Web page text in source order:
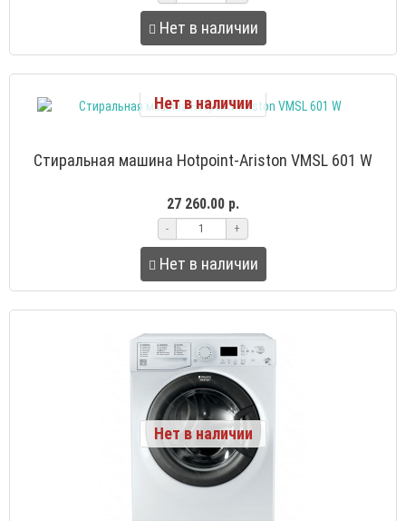
Нет в наличии
Нет в наличии
Стиральная машина Hotpoint-Ariston VMSL 601 W
27 260.00 р.
- +
Нет в наличии
Нет в наличии